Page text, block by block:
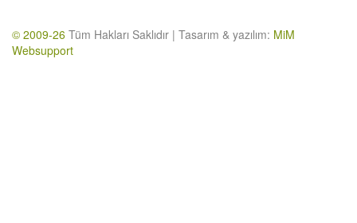
© 2009-26 Tüm Hakları Saklıdır | Tasarım & yazılım: MiM
Websupport